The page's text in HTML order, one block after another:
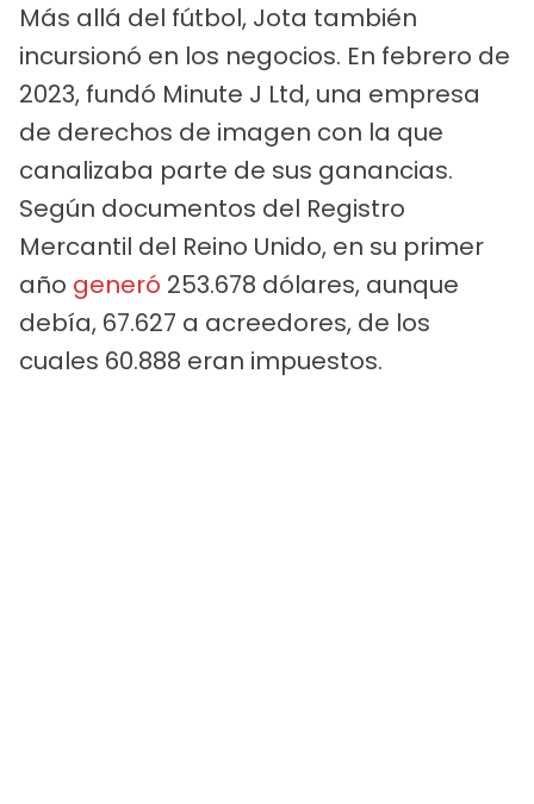
Más allá del fútbol, Jota también
incursionó en los negocios. En febrero de
2023, fundó Minute J Ltd, una empresa
de derechos de imagen con la que
canalizaba parte de sus ganancias.
Según documentos del Registro
Mercantil del Reino Unido, en su primer
año generó 253.678 dólares, aunque
debía, 67.627 a acreedores, de los
cuales 60.888 eran impuestos.